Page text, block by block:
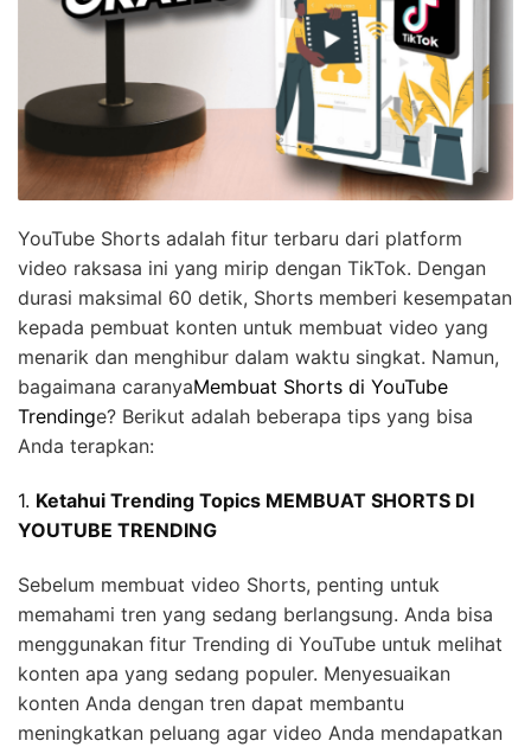
YouTube Shorts adalah fitur terbaru dari platform
video raksasa ini yang mirip dengan TikTok. Dengan
durasi maksimal 60 detik, Shorts memberi kesempatan
kepada pembuat konten untuk membuat video yang
menarik dan menghibur dalam waktu singkat. Namun,
bagaimana caranyaMembuat Shorts di YouTube
Trendinge? Berikut adalah beberapa tips yang bisa
Anda terapkan:
1. Ketahui Trending Topics MEMBUAT SHORTS DI
YOUTUBE TRENDING
Sebelum membuat video Shorts, penting untuk
memahami tren yang sedang berlangsung. Anda bisa
menggunakan fitur Trending di YouTube untuk melihat
konten apa yang sedang populer. Menyesuaikan
konten Anda dengan tren dapat membantu
meningkatkan peluang agar video Anda mendapatkan